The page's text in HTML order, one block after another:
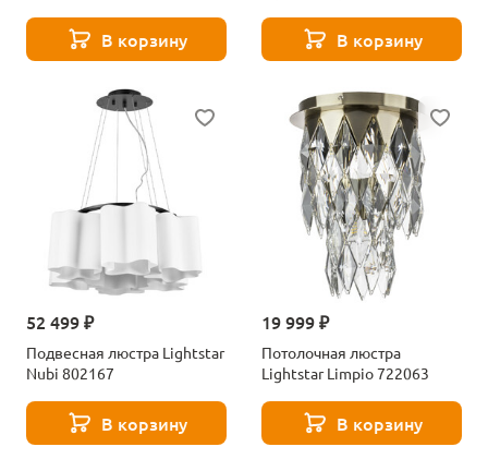
В корзину В корзину
52 499 ₽
Подвесная люстра Lightstar
Nubi 802167
В корзину
19 999 ₽
Потолочная люстра
Lightstar Limpio 722063
В корзину